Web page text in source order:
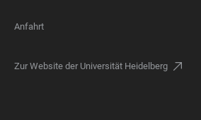
Anfahrt
Zur Website der Universität Heidelberg